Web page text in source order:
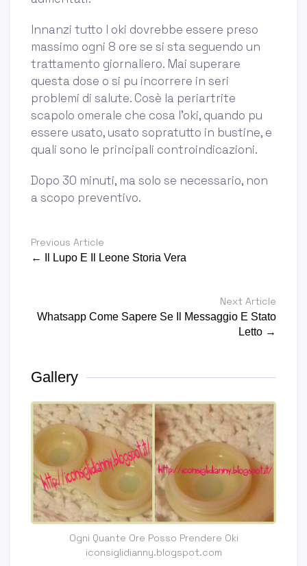
Innanzi tutto l oki dovrebbe essere preso
massimo ogni 8 ore se si sta seguendo un
trattamento giornaliero. Mai superare
questa dose o si pu incorrere in seri
problemi di salute. Cosè la periartrite
scapolo omerale che cosa l'oki, quando pu
essere usato, usato sopratutto in bustine, e
quali sono le principali controindicazioni.
Dopo 30 minuti, ma solo se necessario, non
a scopo preventivo.
Previous Article
← Il Lupo E Il Leone Storia Vera
Next Article
Whatsapp Come Sapere Se Il Messaggio E Stato
Letto →
Gallery
Ogni Quante Ore Posso Prendere Oki
iconsiglidianny.blogspot.com